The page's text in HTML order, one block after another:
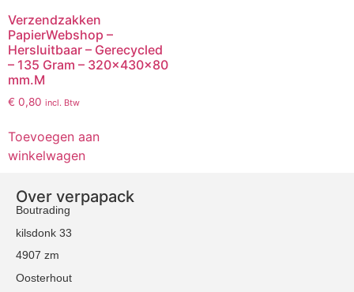
Verzendzakken
PapierWebshop –
Hersluitbaar – Gerecycled
– 135 Gram – 320x430x80
mm.M
€ 0,80 incl. Btw
Toevoegen aan
winkelwagen
Over verpapack
Boutrading
kilsdonk 33
4907 zm
Oosterhout